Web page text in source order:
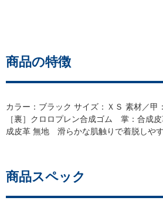
商品の特徴
カラー：ブラック サイズ：ＸＳ 素材／甲
［裏］クロロプレン合成ゴム 掌：合成
成皮革 無地 滑らかな肌触りで着脱しやす
商品スペック